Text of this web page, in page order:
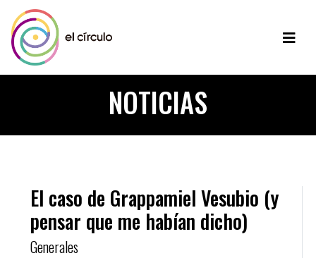
NOTICIAS
El caso de Grappamiel Vesubio (y
pensar que me habían dicho)
Generales